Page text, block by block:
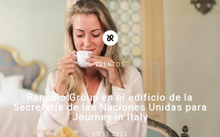
EVENTOS
Rancilio Group en el edificio de la
Secretaría de las Naciones Unidas para
Journey in Italy
15.11.2023
Productos Noticias Más
Our brands
Group